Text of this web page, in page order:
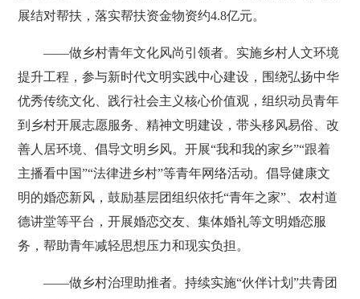
展结对帮扶，落实帮扶资金物资约4.8亿元。
——做乡村青年文化风尚引领者。实施乡村人文环境
提升工程，参与新时代文明实践中心建设，围绕弘扬中华
优秀传统文化、践行社会主义核心价值观，组织动员青年
到乡村开展志愿服务、精神文明建设，带头移风易俗、改
善人居环境、倡导文明乡风。开展“我和我的家乡”“跟着
主播看中国”“法律进乡村”等青年网络活动。倡导健康文
明的婚恋新风，鼓励基层团组织依托“青年之家”、农村道
德讲堂等平台，开展婚恋交友、集体婚礼等文明婚恋服
务，帮助青年减轻思想压力和现实负担。
——做乡村治理助推者。持续实施“伙伴计划”共青团